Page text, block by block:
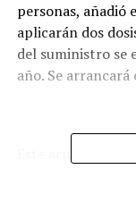
personas, añadió
aplicarán dos
del suministro se
año. Se
Este acuerdo se
poco más de un